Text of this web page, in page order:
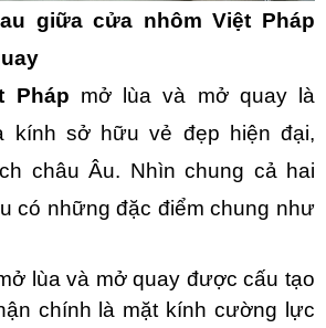
giữa cửa nhôm Việt Pháp
Pháp mở lùa và mở quay là
kính sở hữu vẻ đẹp hiện đại,
châu Âu. Nhìn chung cả hai
có những đặc điểm chung như
lùa và mở quay được cấu tạo
chính là mặt kính cường lực